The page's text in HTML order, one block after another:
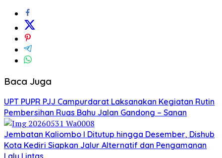
Baca Juga
UPT PUPR PJJ Campurdarat Laksanakan Kegiatan Rutin
Pembersihan Ruas Bahu Jalan Gandong – Sanan
Jembatan Kaliombo I Ditutup hingga Desember, Dishub
Kota Kediri Siapkan Jalur Alternatif dan Pengamanan